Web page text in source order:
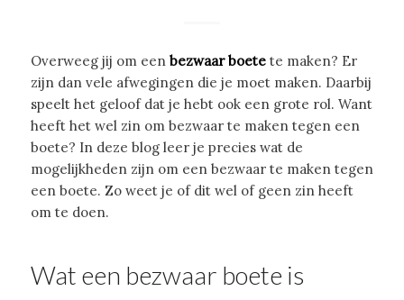
Overweeg jij om een bezwaar boetete maken? Er
zijn dan vele afwegingen die je moet maken. Daarbij
speelt het geloof dat je hebt ook een grote rol. Want
heeft het wel zin om bezwaar te maken tegen een
boete? In deze blog leer je precies wat de
mogelijkheden zijn om een bezwaar te maken tegen
een boete. Zo weet je of dit wel of geen zin heeft
om te doen.
Wat een bezwaar boete is